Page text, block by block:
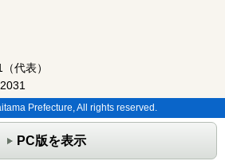
代表）
Prefecture, All rights reserved.
PC版を表示